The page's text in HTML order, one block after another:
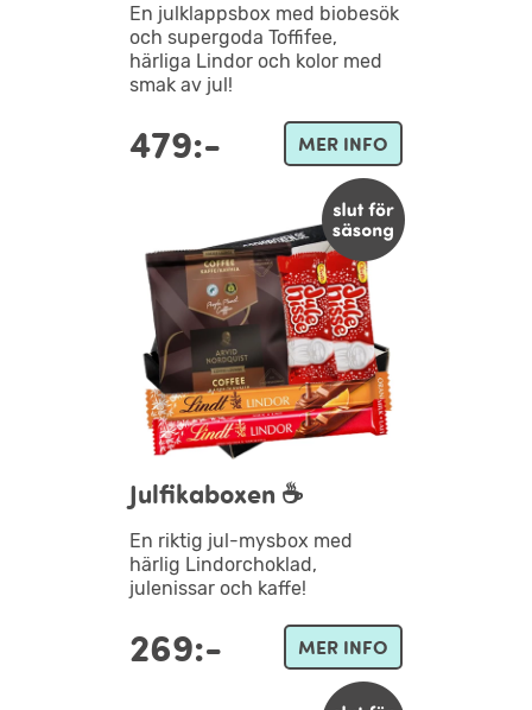
En julklappsbox med biobesök
och supergoda Toffifee,
härliga Lindor och kolor med
smak av jul!
479:- MER INFO
Julfikaboxen ☕
En riktig jul-mysbox med
härlig Lindorchoklad,
julenissar och kaffe!
269:- MER INFO